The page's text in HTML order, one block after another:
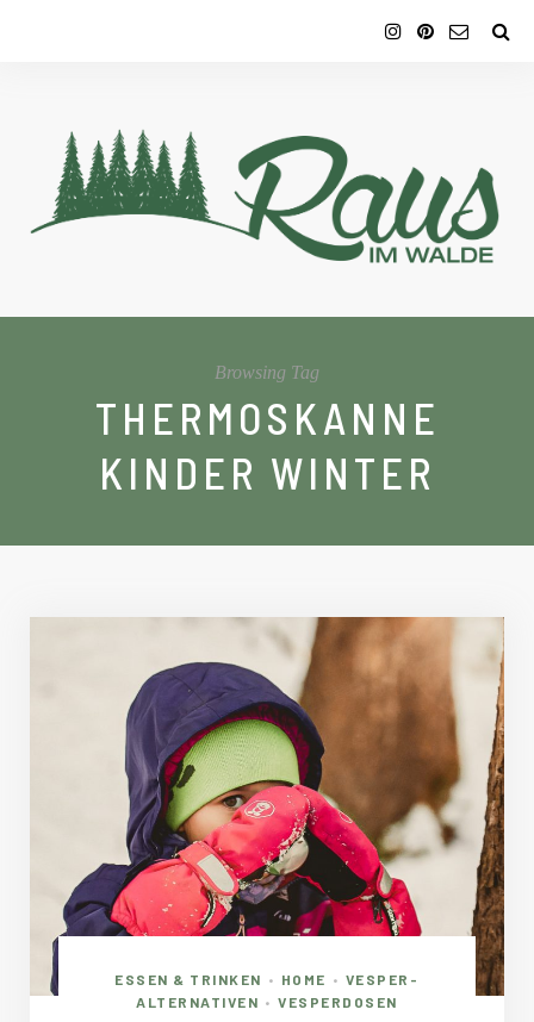
Browsing Tag
THERMOSKANNE
KINDER WINTER
ESSEN & TRINKEN • HOME • VESPER-
ALTERNATIVEN • VESPERDOSEN